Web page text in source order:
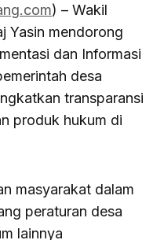
) – Wakil
Yasin mendorong
dan Informasi
desa
transparansi
produk hukum di
masyarakat dalam
peraturan desa
lainnya